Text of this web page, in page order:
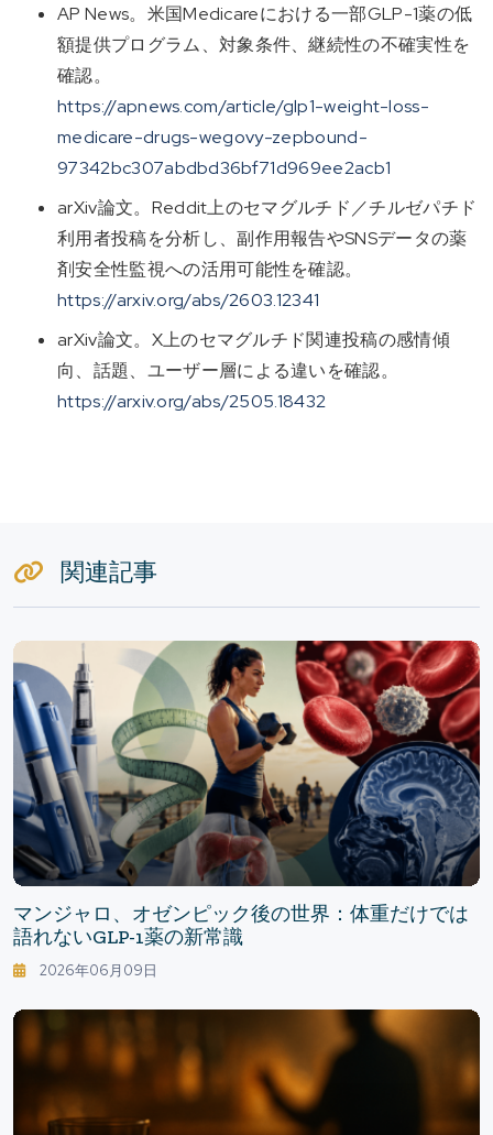
AP News。米国Medicareにおける一部GLP-1薬の低
額提供プログラム、対象条件、継続性の不確実性を
確認。
https://apnews.com/article/glp1-weight-loss-
medicare-drugs-wegovy-zepbound-
97342bc307abdbd36bf71d969ee2acb1
arXiv論文。Reddit上のセマグルチド／チルゼパチド
利用者投稿を分析し、副作用報告やSNSデータの薬
剤安全性監視への活用可能性を確認。
https://arxiv.org/abs/2603.12341
arXiv論文。X上のセマグルチド関連投稿の感情傾
向、話題、ユーザー層による違いを確認。
https://arxiv.org/abs/2505.18432
関連記事
マンジャロ、オゼンピック後の世界：体重だけでは
語れないGLP-1薬の新常識
2026年06月09日